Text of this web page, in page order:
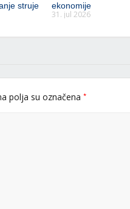
struje
ekonomije
31. jul 2026
polja su označena *